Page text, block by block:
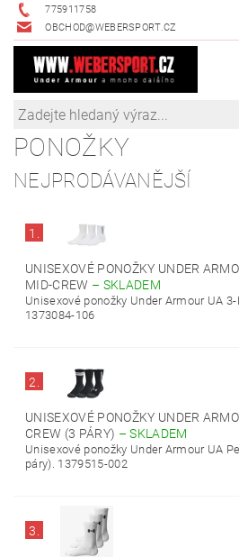
775911758
OBCHOD@WEBERSPORT.CZ
PONOŽKY
NEJPRODÁVANĚJŠÍ
1.
UNISEXOVÉ PONOŽKY UNDER
MID-CREW – SKLADEM
Unisexové ponožky Under Armour UA
1373084-106
2.
UNISEXOVÉ PONOŽKY UNDER
CREW (3 PÁRY) –SKLADEM
Unisexové ponožky Under Armour UA
páry). 1379515-002
3.